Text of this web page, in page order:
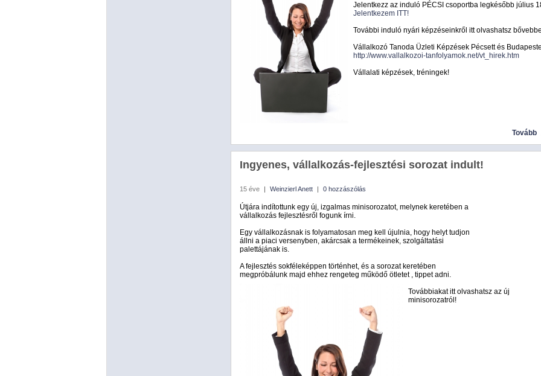
Jelentkezz az induló PÉCSI csoportba legkésőbb július
Jelentkezem ITT!
További induló nyári képzéseinkről itt olvashatsz
Vállalkozó Tanoda Üzleti Képzések Pécsett és
http://www.vallalkozoi-tanfolyamok.net/vt_hirek.htm
Vállalati képzések, tréningek!
Tovább
Ingyenes, vállalkozás-fejlesztési sorozat indult!
15 éve | Weinzierl Anett | 0 hozzászólás
Útjára indítottunk egy új, izgalmas minisorozatot, melynek keretében a
vállalkozás fejlesztésről fogunk írni.
Egy vállalkozásnak is folyamatosan meg kell újulnia, hogy helyt tudjon
állni a piaci versenyben, akárcsak a termékeinek, szolgáltatási
palettájának is.
A fejlesztés sokféleképpen történhet, és a sorozat keretében
megpróbálunk majd ehhez rengeteg működő ötletet , tippet adni.
Továbbiakat itt olvashatsz az új
minisorozatról!